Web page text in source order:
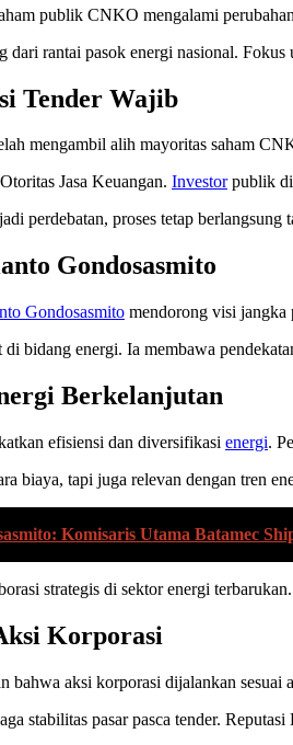
publik CNKO mengalami
rantai pasok energi nasional.
Tender Wajib
mengambil alih mayoritas saham
Jasa Keuangan. Investorpublik
perdebatan, proses tetap
Gondosasmito
Gondosasmito mendorong visi jangka
bidang energi. Ia membawa
Berkelanjutan
efisiensi dan diversifikasi energi.
biaya, tapi juga relevan dengan tren
Komisaris Utama Batamec
strategis di sektor energi
Korporasi
bahwa aksi korporasi dijalankan sesuai
stabilitas pasar pasca tender.